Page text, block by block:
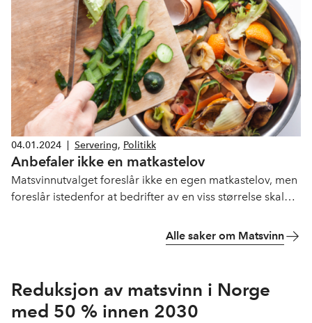
04.01.2024 Servering, Politikk
Anbefaler ikke en matkastelov
Matsvinnutvalget foreslår ikke en egen matkastelov, men
foreslår istedenfor at bedrifter av en viss størrelse skal
Alle saker om Matsvinn
Reduksjon av matsvinn i Norge
med 50 % innen 2030